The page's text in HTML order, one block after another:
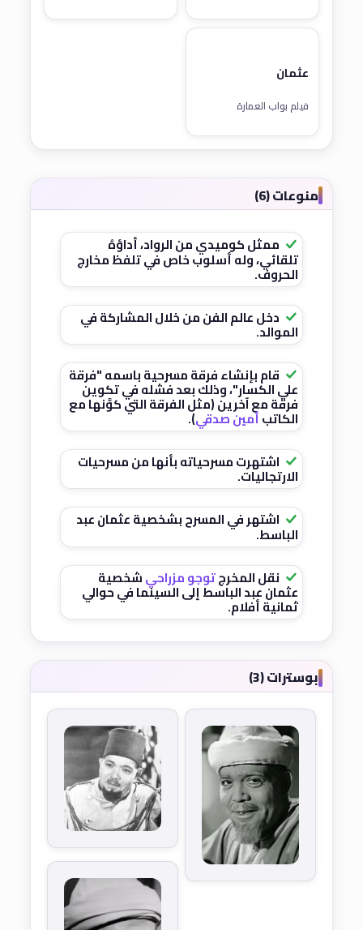
عثمان
فيلم بواب العمارة
منوعات (6)
ممثل كوميدي من الرواد، أداؤهُ
تلقائي، وله أسلوب خاص في تلفظ مخارج
الحروف.
دخل عالم الفن من خلال المشاركة في
الموالد.
قام بإنشاء فرقة مسرحية باسمه "فرقة
علي الكسار"، وذلك بعد فشله في تكوين
فرقة مع آخرين (مثل الفرقة التي كوَّنها مع
الكاتبأمين صدقي).
اشتهرت مسرحياته بأنها من مسرحيات
الارتجاليات.
اشتهر في المسرح بشخصية عثمان عبد
الباسط.
نقل المخرجتوجو مزراحيشخصية
عثمان عبد الباسط إلى السينما في حوالي
ثمانية أفلام.
بوسترات (3)